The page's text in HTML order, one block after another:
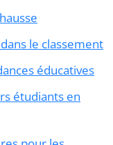
le classement
éducatives
étudiants en